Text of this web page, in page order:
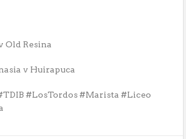
Old Resina
v Huirapuca
#LosTordos #Marista #Liceo